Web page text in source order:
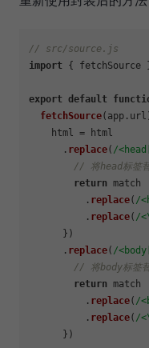
// src/source.js
import { fetchSource
export default
fetchSource(app. url
    html = html
      .
replace( /
// 将head标签
return match
          .
replace( /
          .
replace( /
      })
      .
replace( /
// 将body标签
return match
          .
replace( /
          .
replace( /
      })